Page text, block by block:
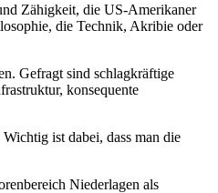
Zähigkeit, die US-Amerikaner
die Technik, Akribie oder
Gefragt sind schlagkräftige
konsequente
ist dabei, dass man die
Niederlagen als